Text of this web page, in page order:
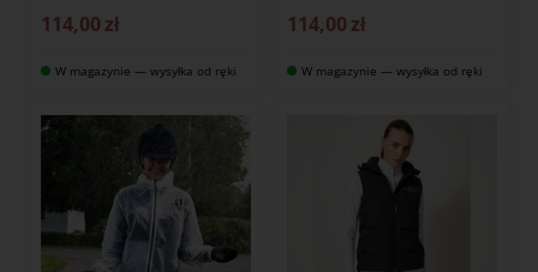
114,00 zł
W magazynie — wysyłka od ręki
114,00 zł
W magazynie — wysyłka od ręki